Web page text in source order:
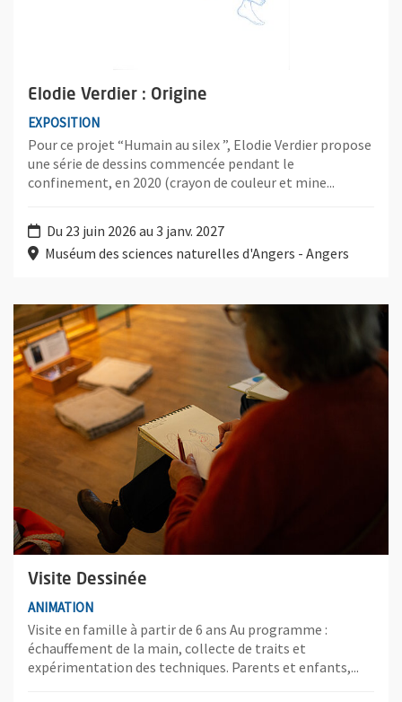
Elodie Verdier : Origine
EXPOSITION
Pour ce projet “Humain au silex ”, Elodie Verdier propose
une série de dessins commencée pendant le
confinement, en 2020 (crayon de couleur et mine...
Du 23 juin 2026 au 3 janv. 2027
Muséum des sciences naturelles d'Angers - Angers
Visite Dessinée
ANIMATION
Visite en famille à partir de 6 ans Au programme :
échauffement de la main, collecte de traits et
expérimentation des techniques. Parents et enfants,...
Plus d'information sur l'évènement : Visite Dessinée